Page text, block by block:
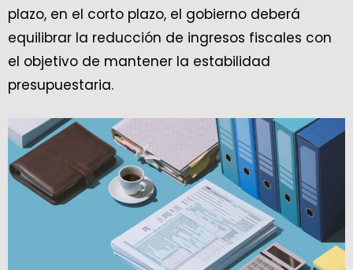
plazo, en el corto plazo, el gobierno deberá
equilibrar la reducción de ingresos fiscales con
el objetivo de mantener la estabilidad
presupuestaria.